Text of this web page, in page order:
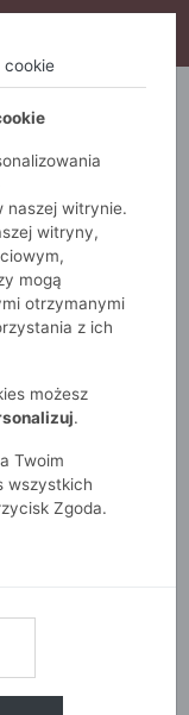
(KOD: S15)
cookie
naszej witrynie.
witryny,
mogą
otrzymanymi
z ich
możesz
.
Twoim
wszystkich
Zgoda.